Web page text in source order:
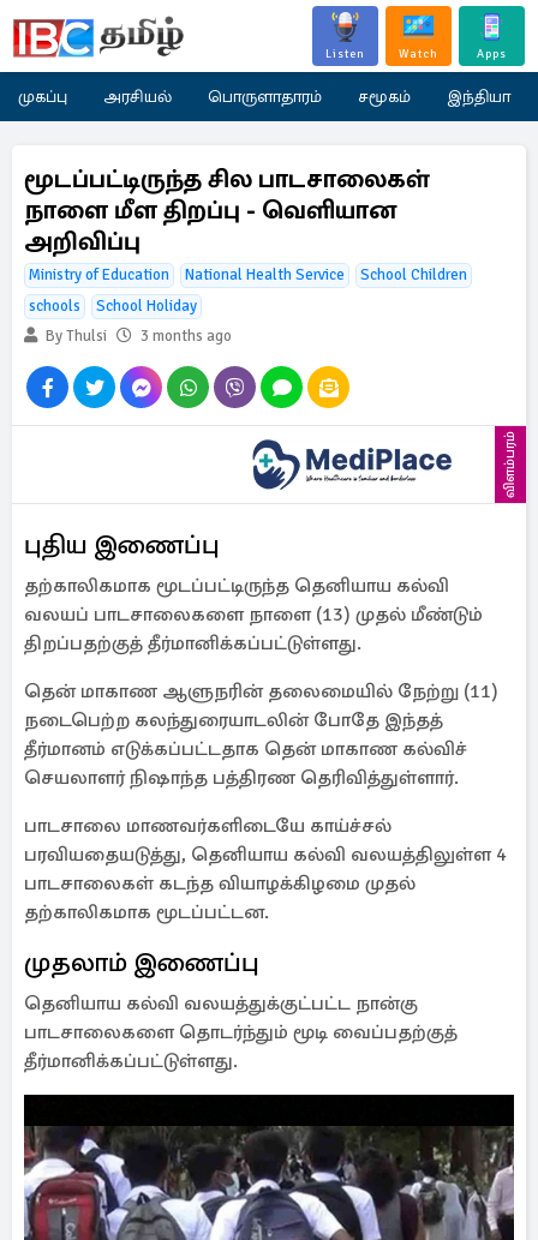
Listen Watch Apps
முகப்பு அரசியல் பொருளாதாரம் சமூகம் இந்தியா
மூடப்பட்டிருந்த சில பாடசாலைகள்
நாளை மீள திறப்பு - வெளியான
அறிவிப்பு
Ministry of Education National Health Service
School Children
schools
School Holiday
By Thulsi
3 months ago
விளம்பரம்
புதிய இணைப்பு
தற்காலிகமாக மூடப்பட்டிருந்த தெனியாய கல்வி
வலயப் பாடசாலைகளை நாளை (13) முதல் மீண்டும்
திறப்பதற்குத் தீர்மானிக்கப்பட்டுள்ளது.
தென் மாகாண ஆளுநரின் தலைமையில் நேற்று (11)
நடைபெற்ற கலந்துரையாடலின் போதே இந்தத்
தீர்மானம் எடுக்கப்பட்டதாக தென் மாகாண கல்விச்
செயலாளர் நிஷாந்த பத்திரண தெரிவித்துள்ளார்.
பாடசாலை மாணவர்களிடையே காய்ச்சல்
பரவியதையடுத்து, தெனியாய கல்வி வலயத்திலுள்ள 4
பாடசாலைகள் கடந்த வியாழக்கிழமை முதல்
தற்காலிகமாக மூடப்பட்டன.
முதலாம் இணைப்பு
தெனியாய கல்வி வலயத்துக்குட்பட்ட நான்கு
பாடசாலைகளை தொடர்ந்தும் மூடி வைப்பதற்குத்
தீர்மானிக்கப்பட்டுள்ளது.